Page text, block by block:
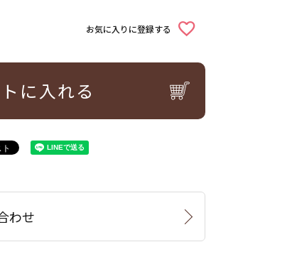
お気に入りに登録する
に入れる
わせ